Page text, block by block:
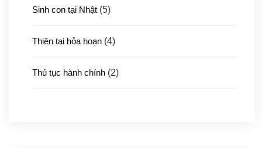
Sinh con tại Nhật (5)
Thiên tai hỏa hoạn (4)
Thủ tục hành chính (2)